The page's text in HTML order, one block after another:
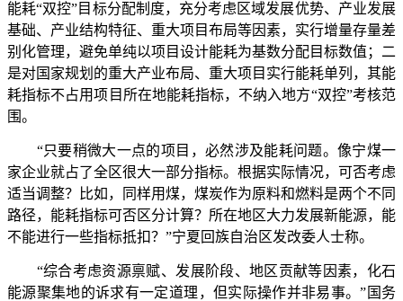
能耗“双控”目标分配制度，充分考虑区域发展优势、产业发展
基础、产业结构特征、重大项目布局等因素，实行增量存量差
别化管理，避免单纯以项目设计能耗为基数分配目标数值；二
是对国家规划的重大产业布局、重大项目实行能耗单列，其能
耗指标不占用项目所在地能耗指标，不纳入地方“双控”考核范
围。
“只要稍微大一点的项目，必然涉及能耗问题。像宁煤一
家企业就占了全区很大一部分指标。根据实际情况，可否考虑
适当调整？比如，同样用煤，煤炭作为原料和燃料是两个不同
路径，能耗指标可否区分计算？所在地区大力发展新能源，能
不能进行一些指标抵扣？”宁夏回族自治区发改委人士称。
“综合考虑资源禀赋、发展阶段、地区贡献等因素，化石
能源聚集地的诉求有一定道理，但实际操作并非易事。”国务